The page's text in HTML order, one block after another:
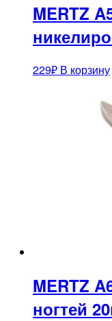
MERTZ
229₽ В корзину
MERTZ
ногтей